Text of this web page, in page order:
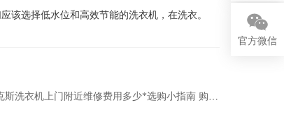
该选择低水位和高效节能的洗衣机，在洗衣。
洗衣机上门附近维修费用多少*选购小指南 购买洗衣机哪四点最重要
官方微信